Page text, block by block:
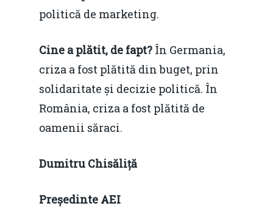
politică de marketing.
Cine a plătit, de fapt? În Germania,
criza a fost plătită din buget, prin
solidaritate și decizie politică. În
România, criza a fost plătită de
oamenii săraci.
Dumitru Chisăliță
Președinte AEI